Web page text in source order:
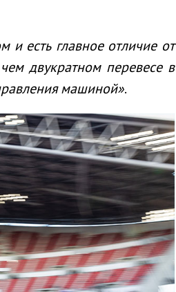
и есть главное отличие от
двукратном перевесе в
машиной».